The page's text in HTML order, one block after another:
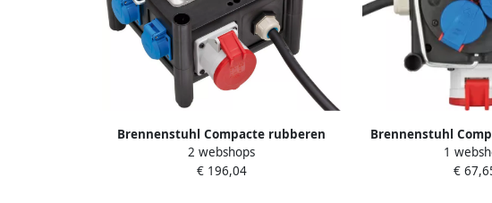
Brennenstuhl Compacte rubberen
stroomverdeler BSV 3 32 2 IP44 2m
H07RN-F 5G4 0 2xCEE16A 1xCEE 32A
2 webshops
€ 196,04
Brennenstuhl
stroomverdeler BSV 3
H07RN-F 5G1 5
1
€